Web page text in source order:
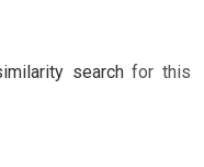
searchfor this